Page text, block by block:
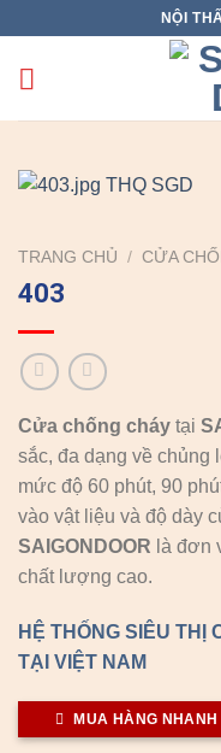
content
NỘI
TRANG CHỦ / CỬA
403
Cửa chống cháy tại
sắc, đa dạng về chủng
mức độ 60 phút, 90
vào vật liệu và độ dày
SAIGONDOOR là đơn
chất lượng cao.
HỆ THỐNG SIÊU THỊ
TẠI VIỆT NAM
MUA HÀNG NHANH